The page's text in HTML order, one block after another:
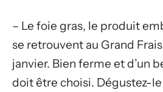
– Le foie gras, le produit
se retrouvent au Grand
janvier. Bien ferme et d’un
doit être choisi. Dégustez-